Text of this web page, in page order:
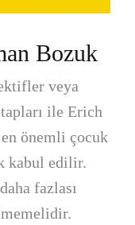
Bozuk
veya
ile Erich
önemli çocuk
kabul edilir.
fazlası